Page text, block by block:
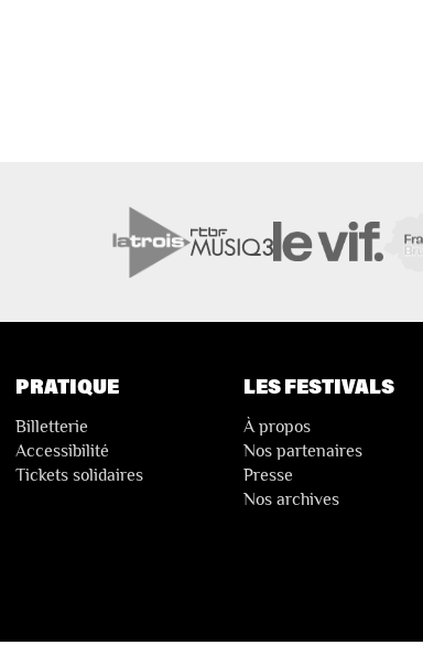
PRATIQUE
Billetterie
Accessibilité
Tickets solidaires
LES FESTIVALS
À propos
Nos partenaires
Presse
Nos archives